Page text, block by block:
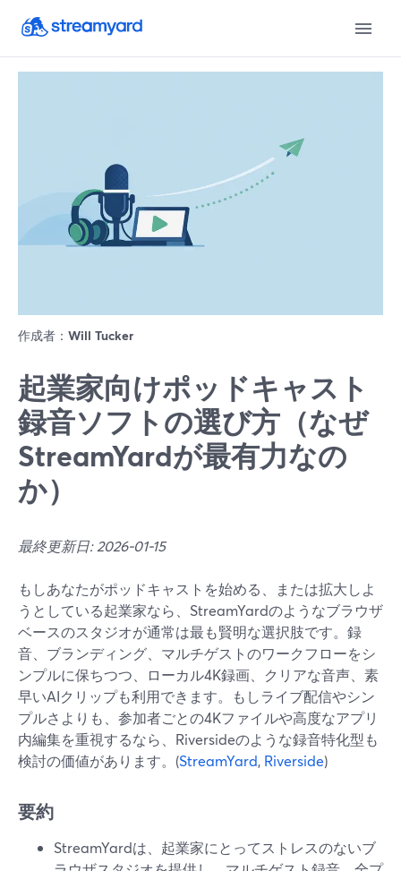
作成者： Will Tucker
起業家向けポッドキャスト
録音ソフトの選び方（なぜ
StreamYardが最有力なの
か）
最終更新日: 2026-01-15
もしあなたがポッドキャストを始める、または拡大しよ
うとしている起業家なら、StreamYardのようなブラウザ
ベースのスタジオが通常は最も賢明な選択肢です。録
音、ブランディング、マルチゲストのワークフローをシ
ンプルに保ちつつ、ローカル4K録画、クリアな音声、素
早いAIクリップも利用できます。もしライブ配信やシン
プルさよりも、参加者ごとの4Kファイルや高度なアプリ
内編集を重視するなら、Riversideのような録音特化型も
検討の価値があります。(StreamYard, Riverside)
要約
StreamYardは、起業家にとってストレスのないブ